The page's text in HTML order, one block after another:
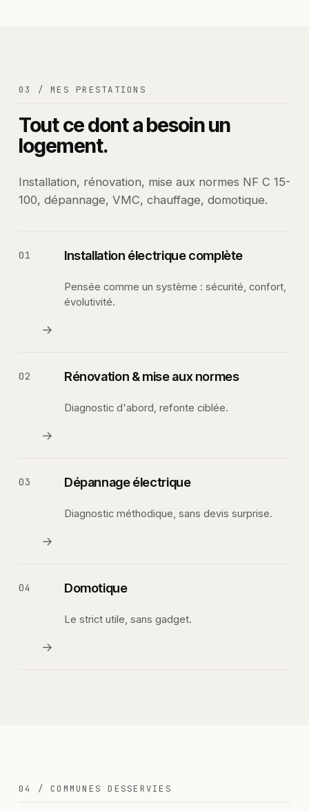
03 / MES PRESTATIONS
Tout ce dont a besoin un
logement.
Installation, rénovation, mise aux normes NF C 15-
100, dépannage, VMC, chauffage, domotique.
01 Installation électrique complète
Pensée comme un système : sécurité, confort,
évolutivité.
→
02 Rénovation & mise aux normes
Diagnostic d'abord, refonte ciblée.
→
03 Dépannage électrique
Diagnostic méthodique, sans devis surprise.
→
04 Domotique
Le strict utile, sans gadget.
→
04 / COMMUNES DESSERVIES